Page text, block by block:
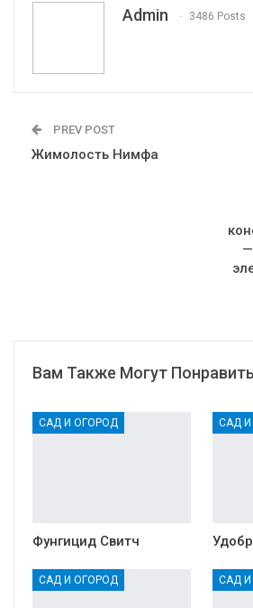
Admin 3486 Posts
PREV POST
Жимолость Нимфа
Вам Также Могут
САД И ОГОРОД
Фунгицид Свитч
САД
САД И ОГОРОД САД